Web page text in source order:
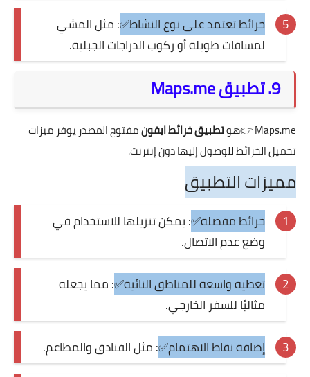
خرائط تعتمد على نوع النشاط✅: مثل المشي
لمسافات طويلة أو ركوب الدراجات الجبلية.
9. تطبيق Maps.me
Maps.me👉هوتطبيق خرائط ايفونمفتوح المصدر يوفر ميزات
تحميل الخرائط للوصول إليها دون إنترنت.
مميزات التطبيق
خرائط مفصلة✅: يمكن تنزيلها للاستخدام في
وضع عدم الاتصال.
تغطية واسعة للمناطق النائية✅: مما يجعله
مثاليًا للسفر الخارجي.
إضافة نقاط الاهتمام✅: مثل الفنادق والمطاعم.